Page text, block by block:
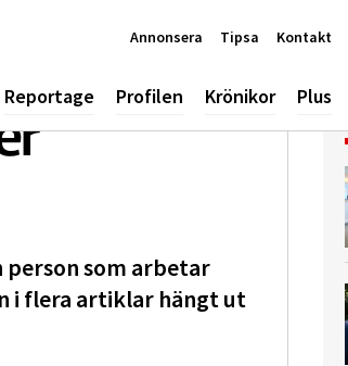
Reportage Profilen Krönikor Plus
Annonsera Tipsa Kontakt
person som arbetar
i flera artiklar hängt ut